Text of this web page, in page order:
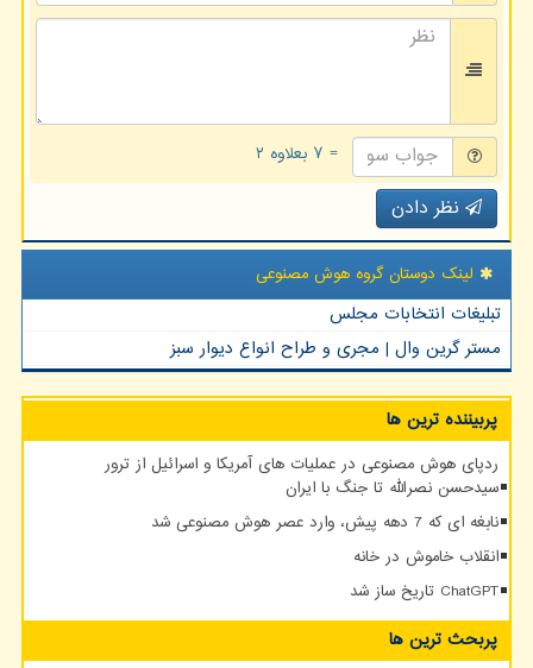
= ۷ بعلاوه ۲
نظر دادن
لینک دوستان گروه هوش مصنوعی
تبلیغات انتخابات مجلس
مستر گرین وال | مجری و طراح انواع دیوار سبز
پربیننده ترین ها
ردپای هوش مصنوعی در عملیات های آمریکا و اسرائیل از ترور
سیدحسن نصرالله تا جنگ با ایران
نابغه ای که 7 دهه پیش، وارد عصر هوش مصنوعی شد
انقلاب خاموش در خانه
ChatGPT تاریخ ساز شد
پربحث ترین ها